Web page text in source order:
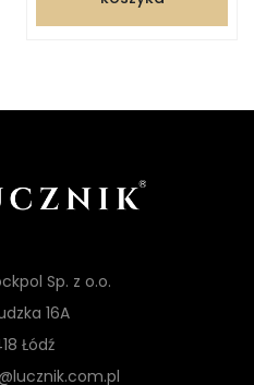
Sp. z o.o.
16A
Łódź